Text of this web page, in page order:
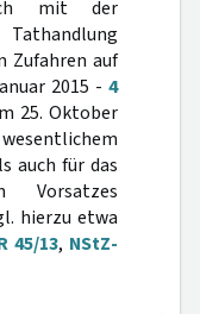
mit der
Zufahren auf
2015 - 4
25. Oktober
auch für das
Vorsatzes
hierzu etwa
45/13, NStZ-